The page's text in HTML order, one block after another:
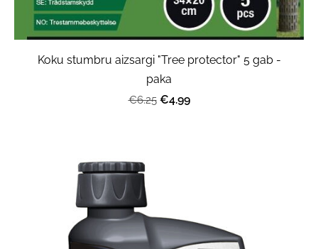
Koku stumbru aizsargi "Tree protector" 5 gab -
paka
€6.25 €4.99